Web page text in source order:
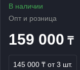
В наличии
Опт и розница
159 000 ₸
145 000 ₸ от 3 шт.